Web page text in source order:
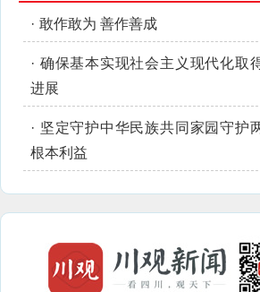
· 敢作敢为 善作善成
· 确保基本实现社会主义现代化取
进展
· 坚定守护中华民族共同家园守护
根本利益